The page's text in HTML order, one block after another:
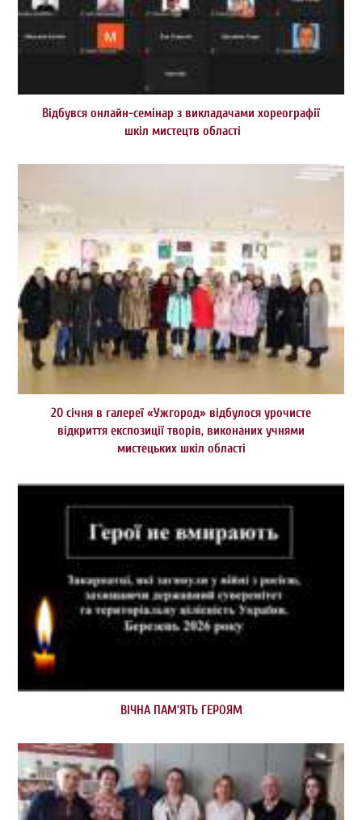
Відбувся онлайн-семінар з викладачами хореографії
шкіл мистецтв області
20 січня в галереї «Ужгород» відбулося урочисте
відкриття експозиції творів, виконаних учнями
мистецьких шкіл області
ВІЧНА ПАМ’ЯТЬ ГЕРОЯМ